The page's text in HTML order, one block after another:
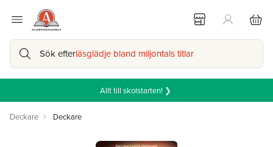
Sök efterläsglädje bland miljontals titlar
Allt till skolstarten! ❯
Deckare Deckare